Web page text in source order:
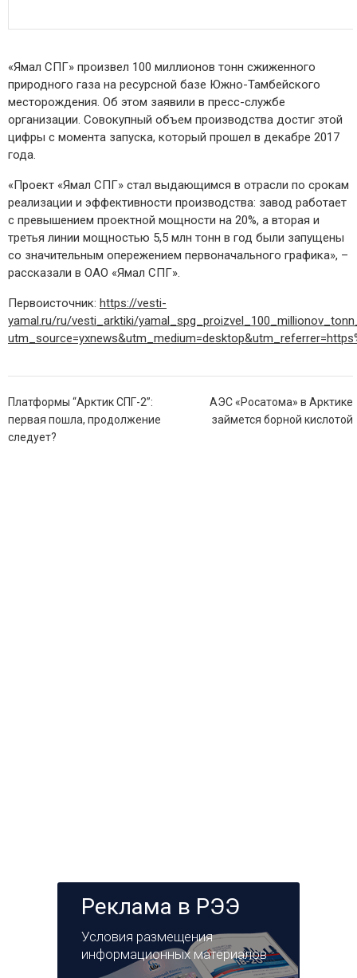
«Ямал СПГ» произвел 100 миллионов тонн сжиженного
природного газа на ресурсной базе Южно-Тамбейского
месторождения. Об этом заявили в пресс-службе
организации. Совокупный объем производства достиг этой
цифры с момента запуска, который прошел в декабре 2017
года.
«Проект «Ямал СПГ» стал выдающимся в отрасли по срокам
реализации и эффективности производства: завод работает
с превышением проектной мощности на 20%, а вторая и
третья линии мощностью 5,5 млн тонн в год были запущены
со значительным опережением первоначального графика», –
рассказали в ОАО «Ямал СПГ».
Первоисточник: https://vesti-
yamal.ru/ru/vesti_arktiki/
Навигация
по
записям
Платформы “Арктик СПГ-2”:
первая пошла, продолжение
следует?
АЭС «Росатома» в Арктике
займется борной кислотой
Реклама в РЭЭ
Условия размещения
информационных материалов